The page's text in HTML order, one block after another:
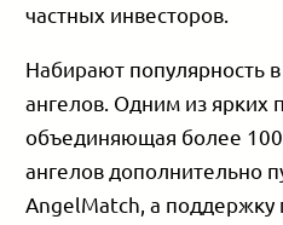
частных инвесторов.
Набирают популярность в
ангелов. Одним из ярких
объединяющая более 100
ангелов дополнительно
AngelMatch, а